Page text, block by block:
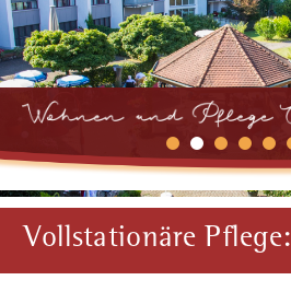
Vollstationäre Pflege: